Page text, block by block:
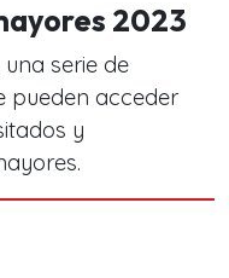
2023
serie de
pueden acceder
y